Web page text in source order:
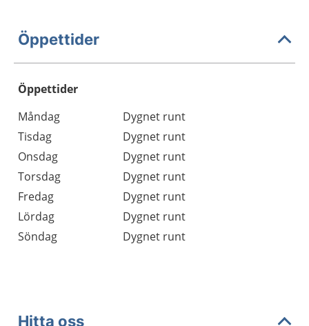
Öppettider
Öppettider
Dag
Öppettider
Kommentarer
Måndag
Dygnet runt
Tisdag
Dygnet runt
Onsdag
Dygnet runt
Torsdag
Dygnet runt
Fredag
Dygnet runt
Lördag
Dygnet runt
Söndag
Dygnet runt
Hitta oss